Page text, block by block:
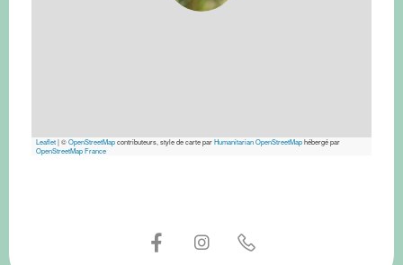
Leaflet|©OpenStreetMapcontributeurs, style de carte parHumanitarian OpenStreetMaphébergé par
OpenStreetMap France